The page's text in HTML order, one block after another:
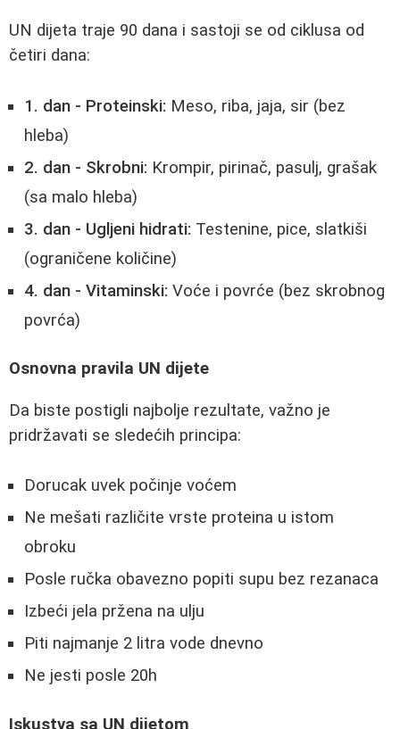
UN dijeta traje 90 dana i sastoji se od ciklusa od
četiri dana:
1. dan - Proteinski: Meso, riba, jaja, sir (bez
hleba)
2. dan - Skrobni: Krompir, pirinač, pasulj, grašak
(sa malo hleba)
3. dan - Ugljeni hidrati: Testenine, pice, slatkiši
(ograničene količine)
4. dan - Vitaminski: Voće i povrće (bez skrobnog
povrća)
Osnovna pravila UN dijete
Da biste postigli najbolje rezultate, važno je
pridržavati se sledećih principa:
Dorucak uvek počinje voćem
Ne mešati različite vrste proteina u istom
obroku
Posle ručka obavezno popiti supu bez rezanaca
Izbeći jela pržena na ulju
Piti najmanje 2 litra vode dnevno
Ne jesti posle 20h
Iskustva sa UN dijetom